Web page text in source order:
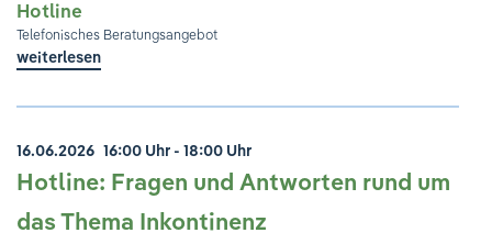
Hotline
Telefonisches Beratungsangebot
weiterlesen
16.06.2026 16:00 Uhr - 18:00 Uhr
Hotline: Fragen und Antworten rund um
das Thema Inkontinenz